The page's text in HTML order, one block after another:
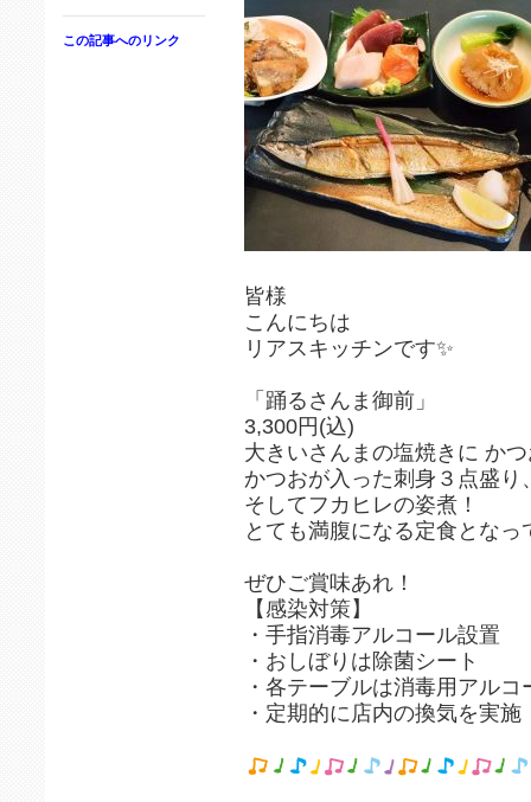
この記事へのリンク
皆様
こんにちは
リアスキッチンです✨
「踊るさんま御前」
3,300円(込)
大きいさんまの塩焼きに か
かつおが入った刺身３点盛り
そしてフカヒレの姿煮！
とても満腹になる定食となっ
ぜひご賞味あれ！
【感染対策】
・手指消毒アルコール設置
・おしぼりは除菌シート
・各テーブルは消毒用アル
・定期的に店内の換気を実施